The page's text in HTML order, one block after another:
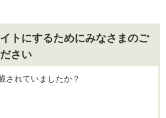
トにするためにみなさまのご
さい
されていましたか？